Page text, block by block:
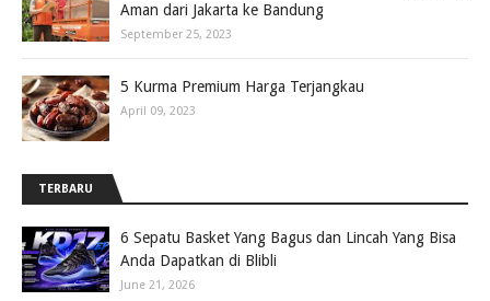
Aman dari Jakarta ke Bandung
September 25, 2023
5 Kurma Premium Harga Terjangkau
April 09, 2023
TERBARU
6 Sepatu Basket Yang Bagus dan Lincah Yang Bisa
Anda Dapatkan di Blibli
June 21, 2026